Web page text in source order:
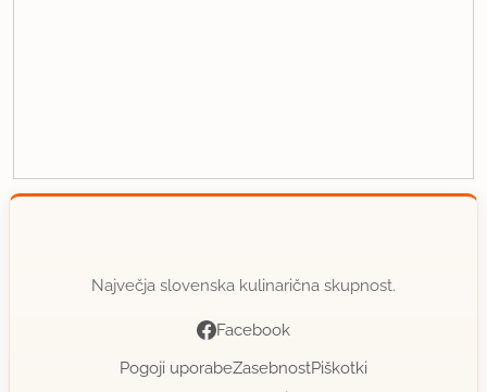
Največja slovenska kulinarična skupnost.
Facebook
Pogoji uporabeZasebnostPiškotki